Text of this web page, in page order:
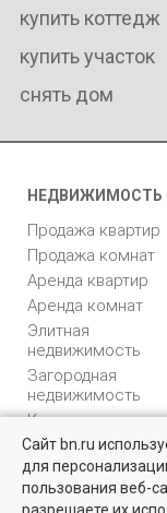
купить коттедж
купить участок
снять дом
НЕДВИЖИМОСТЬ
Продажа квартир
Продажа комнат
Аренда квартир
Аренда комнат
Элитная
недвижимость
Загородная
недвижимость
Коммерческая
недвижимость
Сайт bn.ru
для
пользования веб-